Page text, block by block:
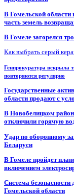
В Гомельской области
часть земель
В Гомеле загорелся
Как выбрать серый
Генпрокуратура вскрыла
повторяются регулярно
Государственные
области продают с
В Новобелицком
отключили горячую
Удар по оборонному
Беларуси
В Гомеле пройдет
включением
Система безопасности
Гомельской области